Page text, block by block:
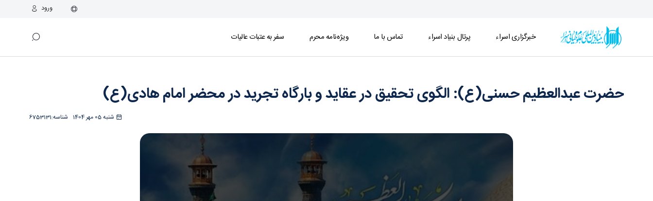
ورود
خبرگزاری اسراء پرتال بنیاد اسراء تماس با ما ویژه‌نامه محرم سفر به عتبات عالیات
حضرت عبدالعظیم حسنی(ع): الگوی تحقیق در عقاید و بارگاه تجرید در محضر امام هادی(ع)
شنبه 05 مهر 1404 6753131شناسه: